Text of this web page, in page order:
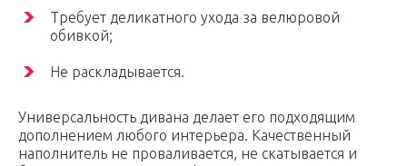
Требует деликатного ухода за велюровой
обивкой;
Не раскладывается.
Универсальность дивана делает его подходящим
дополнением любого интерьера. Качественный
наполнитель не проваливается, не скатывается и